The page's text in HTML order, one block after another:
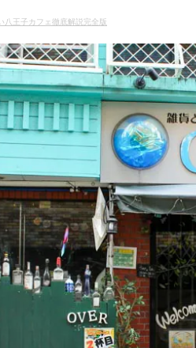
王子カフェ徹底解説完全版